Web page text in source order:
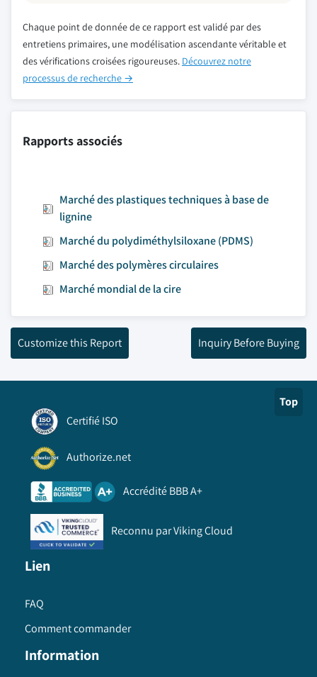
Chaque point de donnée de ce rapport est validé par des
entretiens primaires, une modélisation ascendante véritable et
des vérifications croisées rigoureuses. Découvrez notre
processus de recherche →
Rapports associés
Marché des plastiques techniques à base de
lignine
Marché du polydiméthylsiloxane (PDMS)
Marché des polymères circulaires
Marché mondial de la cire
Customize this Report Inquiry Before Buying
Top
Certifié ISO
Authorize.net
Accrédité BBB A+
Reconnu par Viking Cloud
Lien
FAQ
Comment commander
Information